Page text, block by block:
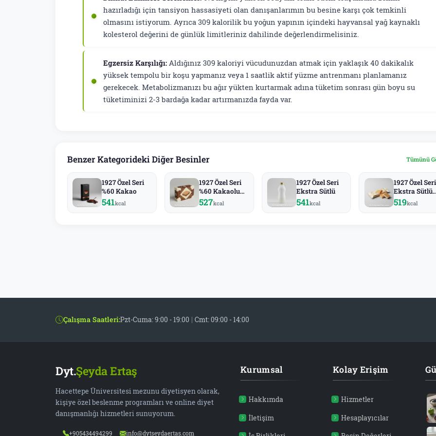
hazırladığı için tansiyon hassasiyeti olan danışanlarımın bu besine karşı çok temkinli
olmasını istiyorum. Ayrıca 309 kalorilik bu yoğun yapının içindeki hayvansal yağ kaynaklı
kolesterol değerini de günlük limitleriniz dahilinde değerlendirmelisiniz.
Egzersiz Karşılığı: Aldığınız 309 kaloriyi vücudunuzdan atmak için yaklaşık 40 dakikalık
yüksek tempolu bir koşu yapmanız veya 1 saatlik aktif yüzme antrenmanı planlamanız
gerekecek. Metabolizmanızı bu ağır yükten kurtarmak adına tüketim sonrası gün boyu su
tüketiminizi 2-3 bardağa kadar artırmanızda fayda var.
Benzer Kategorideki Diğer Besinler Tümünü
1927 Özel Seri
%60 Kakao
541kcal
1927 Özel Seri
%60 Kakaolu
Gofret
527kcal
1927 Özel Seri
Ekstra Sütlü
541kcal
1927 Özel Seri
Ekstra Sütlü
Gofret
519kcal
Çalışma Saatleri:Pzt-Cuma: 9:00 - 19:00 | Cmt: 09:00 - 14:00
Dyt.Şeyda Ertaş
Hacettepe Üniversitesi mezunu diyetisyen olarak,
kişiye özel beslenme programları ve online diyet
danışmanlığı hizmetleri sunuyorum.
+905434494299 info@dytseydaertas.com
Kurumsal
Hakkımda
İletişim
Kolay Erişim
Hizmetler
Hesaplayıcılar